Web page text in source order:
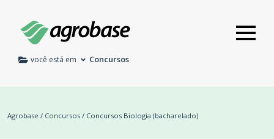
você está em Concursos
Agrobase / Concursos / Concursos Biologia (bacharelado)